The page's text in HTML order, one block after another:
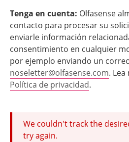
Tenga en cuenta: Olfasense
contacto para procesar su
enviarle información
consentimiento en cualquier
por ejemplo enviando un
noseletter@olfasense.com.
Política de privacidad.
We couldn't track the
try again.